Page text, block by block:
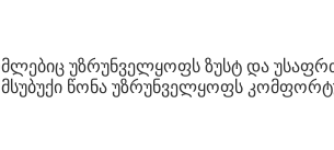
უზრუნველყოფს ზუსტ და
წონა უზრუნველყოფს